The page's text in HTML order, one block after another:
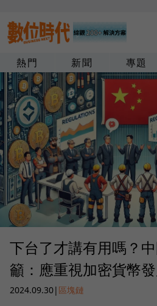
熱門 新聞 專題
下台了才講有用嗎？
籲：應重視加密貨幣
2024.09.30| 區塊鏈